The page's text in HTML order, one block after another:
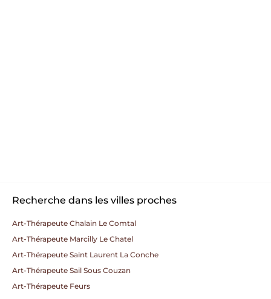
Recherche dans les villes proches
Art-Thérapeute Chalain Le Comtal
Art-Thérapeute Marcilly Le Chatel
Art-Thérapeute Saint Laurent La Conche
Art-Thérapeute Sail Sous Couzan
Art-Thérapeute Feurs